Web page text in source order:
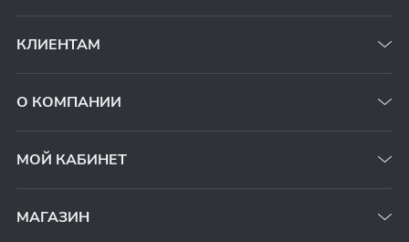
КЛИЕНТАМ
О КОМПАНИИ
МОЙ КАБИНЕТ
МАГАЗИН